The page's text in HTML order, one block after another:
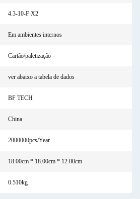
4.3-10-F X2
Em ambientes internos
Cartão/paletização
ver abaixo a tabela de dados
BF TECH
China
2000000pcs/Year
18.00cm * 18.00cm * 12.00cm
0.510kg